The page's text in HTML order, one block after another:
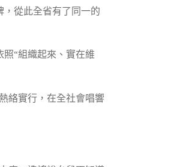
，從此全省有了同一的
“組織起來、實在維
絡實行，在全社會唱響